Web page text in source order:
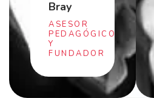
Bray
ASESOR
PEDAGÓGICO
Y
FUNDADOR